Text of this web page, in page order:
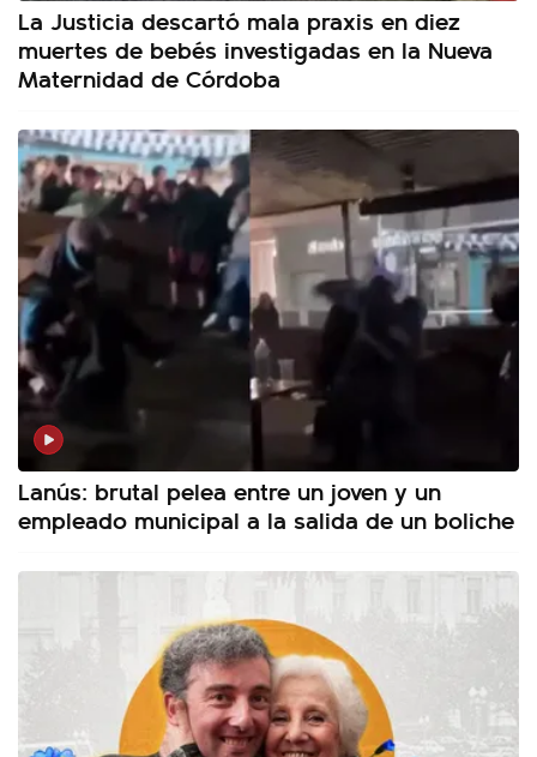
La Justicia descartó mala praxis en diez
muertes de bebés investigadas en la Nueva
Maternidad de Córdoba
Lanús: brutal pelea entre un joven y un
empleado municipal a la salida de un boliche